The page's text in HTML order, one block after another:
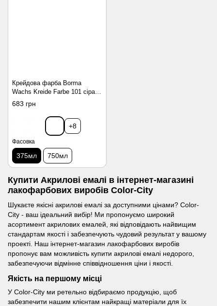
Крейдова фарба Borma
Wachs Kreide Farbe 101 сіра
375мл
683 грн
+8
Фасовка
375мл 750мл
Купити Акрилові емалі в інтернет-магазині
лакофарбових виробів Color-City
Шукаєте якісні акрилові емалі за доступними цінами? Color-
City - ваш ідеальний вибір! Ми пропонуємо широкий
асортимент акрилових емалей, які відповідають найвищим
стандартам якості і забезпечують чудовий результат у вашому
проекті. Наш інтернет-магазин лакофарбових виробів
пропонує вам можливість купити акрилові емалі недорого,
забезпечуючи відмінне співвідношення ціни і якості.
Якість на першому місці
У Color-City ми ретельно відбираємо продукцію, щоб
забезпечити нашим клієнтам найкращі матеріали для їх